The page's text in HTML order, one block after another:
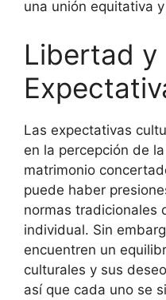
una unión equitativa
Libertad y
Las expectativas
en la percepción de
matrimonio
puede haber
normas tradicionales
individual. Sin
encuentren un
culturales y sus
así que cada uno se